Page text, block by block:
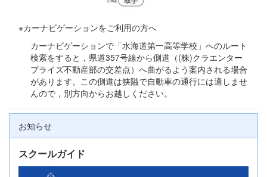
※カーナビゲーションをご利用の方へ
カーナビゲーションで「水海道第一高等学校」へのルート
検索をすると，県道357号線から側道（(株)クラエンター
プライズ不動産部の交差点）へ曲がるよう案内される場合
があります。この側道は狭隘で自動車の通行には適しませ
んので，別方向からお越しください。
お知らせ
スクールガイド